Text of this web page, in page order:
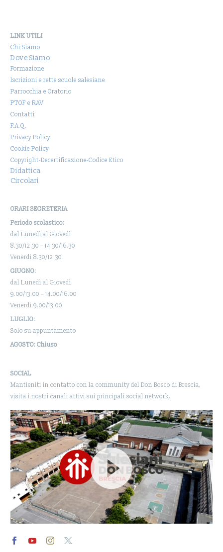
LINK UTILI
Chi Siamo
Dove Siamo
Formazione
Iscrizioni e rette scuole salesiane
Parrocchia e Oratorio
PTOF e RAV
Contatti
F.A.Q.
Privacy Policy
Cookie Policy
Copyright-Decertificazione-Codice Etico
Didattica
Circolari
ORARI SEGRETERIA
Periodo scolastico:
dal Lunedì al Giovedì
8.30/12.30 – 14.30/16.30
Venerdì 8.30/12.30
GIUGNO:
dal Lunedì al Giovedì
9.00/13.00 – 14.00/16.00
Venerdì 9.00/13.00
LUGLIO:
Solo su appuntamento
AGOSTO: Chiuso
SOCIAL
Mantieniti in contatto con la community del Don Bosco di Brescia,
visita i nostri canali attivi sui principali social network.
Player